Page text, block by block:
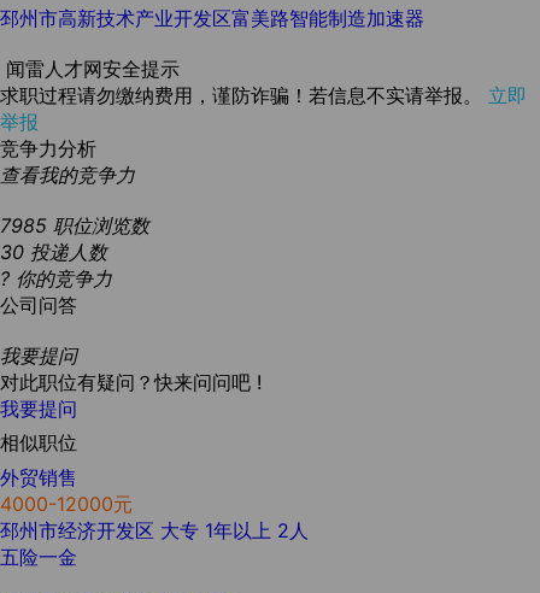
邳州市高新技术产业开发区富美路智能制造加速器
闻雷人才网安全提示
求职过程请勿缴纳费用，谨防诈骗！若信息不实请举报。 立即
举报
竞争力分析
查看我的竞争力
7985 职位浏览数
30 投递人数
? 你的竞争力
公司问答
我要提问
对此职位有疑问？快来问问吧 !
我要提问
相似职位
外贸销售
4000-12000元
邳州市经济开发区 大专 1年以上 2人
五险一金